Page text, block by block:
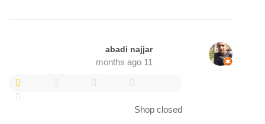
abadi najjar
11 months ago
Shop closed